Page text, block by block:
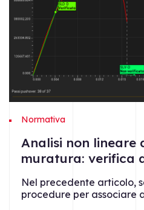
Normativa
Analisi non lineare
muratura: verifica
Nel precedente articolo,
procedure per associare